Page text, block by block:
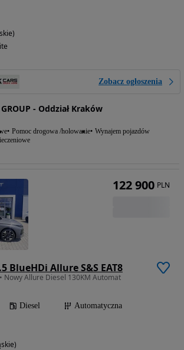
Zobacz ogłoszenia
GROUP - Oddział Kraków
Pomoc drogowa /holowanie Wynajem pojazdów
BlueHDi Allure S&S EAT8
Nowy Allure Diesel 130KM Automat
Diesel
Automatyczna
122 900 PLN